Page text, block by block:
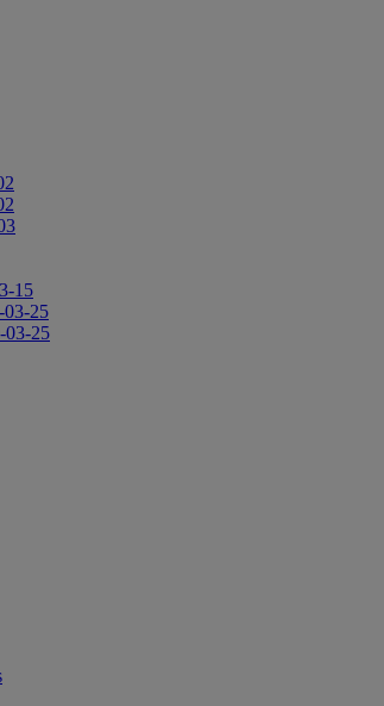
15
25
25